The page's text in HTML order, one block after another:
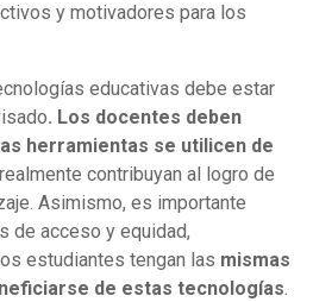
y motivadores para los
educativas debe estar
. Los docentes deben
herramientas se utilicen de
contribuyan al logro de
Asimismo, es importante
de acceso y equidad,
estudiantes tengan las mismas
de estas tecnologías.